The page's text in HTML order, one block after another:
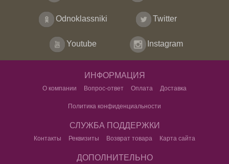
Odnoklassniki Twitter
Youtube Instagram
ИНФОРМАЦИЯ
О компании Вопрос-ответ Оплата Доставка
Политика конфиденциальности
СЛУЖБА ПОДДЕРЖКИ
Контакты Реквизиты Возврат товара Карта сайта
ДОПОЛНИТЕЛЬНО